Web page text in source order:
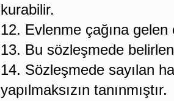
kurabilir.
12. Evlenme çağına
13. Bu sözleşmede
14. Sözleşmede sayılan
yapılmaksızın tanınmıştır.